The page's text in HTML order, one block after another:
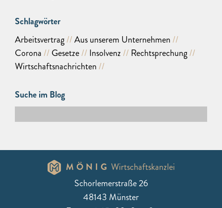
Schlagwörter
Arbeitsvertrag
Aus unserem Unternehmen
Corona
Gesetze Insolvenz
Rechtsprechung
Wirtschaftsnachrichten
Suche im Blog
MÖNIG Wirtschaftskanzlei
Schorlemerstraße 26
48143 Münster